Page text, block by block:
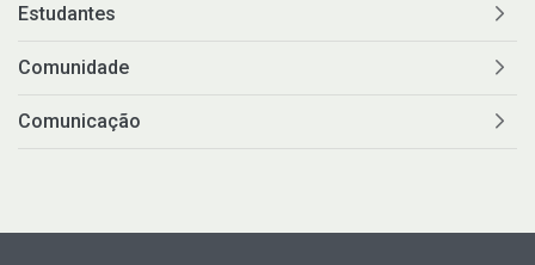
Estudantes
Comunidade
Comunicação